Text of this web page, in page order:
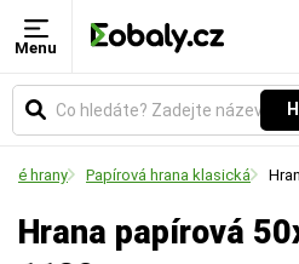
Menu
hrany Papírová hrana klasická
Hrana papírová